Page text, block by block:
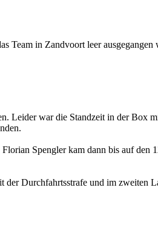
Team in Zandvoort leer ausgegangen
Leider war die Standzeit in der Box
Spengler kam dann bis auf den
Durchfahrtsstrafe und im zweiten